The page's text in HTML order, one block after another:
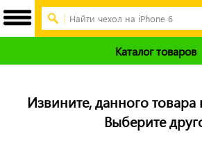
Каталог товаров
Извините, данного товара
Выберите